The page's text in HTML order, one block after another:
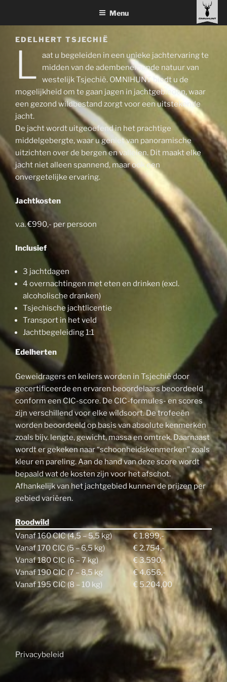
inhoud
Menu
EDELHERT TSJECHIË
L
aat u begeleiden in een unieke jachtervaring te
midden van de adembenemende natuur van
westelijk Tsjechië. OMNIHUNT biedt u de
mogelijkheid om te gaan jagen in jachtgebieden, waar
een gezond wildbestand zorgt voor een uitstekende
jacht.
De jacht wordt uitgeoefend in het prachtige
middelgebergte, waar u geniet van panoramische
uitzichten over de bergen en valleien. Dit maakt elke
jacht niet alleen spannend, maar ook een
onvergetelijke ervaring.
Jachtkosten
v.a. €990,- per persoon
Inclusief
3 jachtdagen
4 overnachtingen met eten en drinken (excl.
alcoholische dranken)
Tsjechische jachtlicentie
Transport in het veld
Jachtbegeleiding 1:1
Edelherten
Geweidragers en keilers worden in Tsjechië door
gecertificeerde en ervaren beoordelaars beoordeeld
conform een CIC-score. De CIC-formules- en scores
zijn verschillend voor elke wildsoort. De trofeeën
worden beoordeeld op basis van absolute kenmerken
zoals bijv. lengte, gewicht, massa en omtrek. Daarnaast
wordt er gekeken naar “schoonheidskenmerken” zoals
kleur en pareling. Aan de hand van deze score wordt
bepaald wat de kosten zijn voor het afschot.
Afhankelijk van het jachtgebied kunnen de prijzen per
gebied variëren.
Roodwild
Vanaf 160 CIC (4,5 – 5,5 kg)
€ 1.899,-
Vanaf 170 CIC (5 – 6,5 kg)
€ 2.754,-
Vanaf 180 CIC (6 – 7 kg)
€ 3.590,-
Vanaf 190 CIC (7 – 8,5 kg
€ 4.656,-
Vanaf 195 CIC (8 – 10 kg)
€ 5.204,00
Privacybeleid